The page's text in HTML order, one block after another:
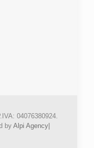
04076380924.
by Alpi Agency|